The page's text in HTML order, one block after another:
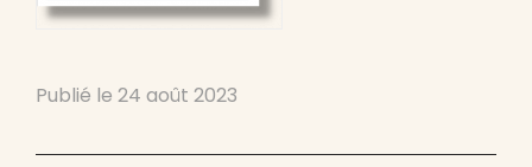
Publié le 24 août 2023